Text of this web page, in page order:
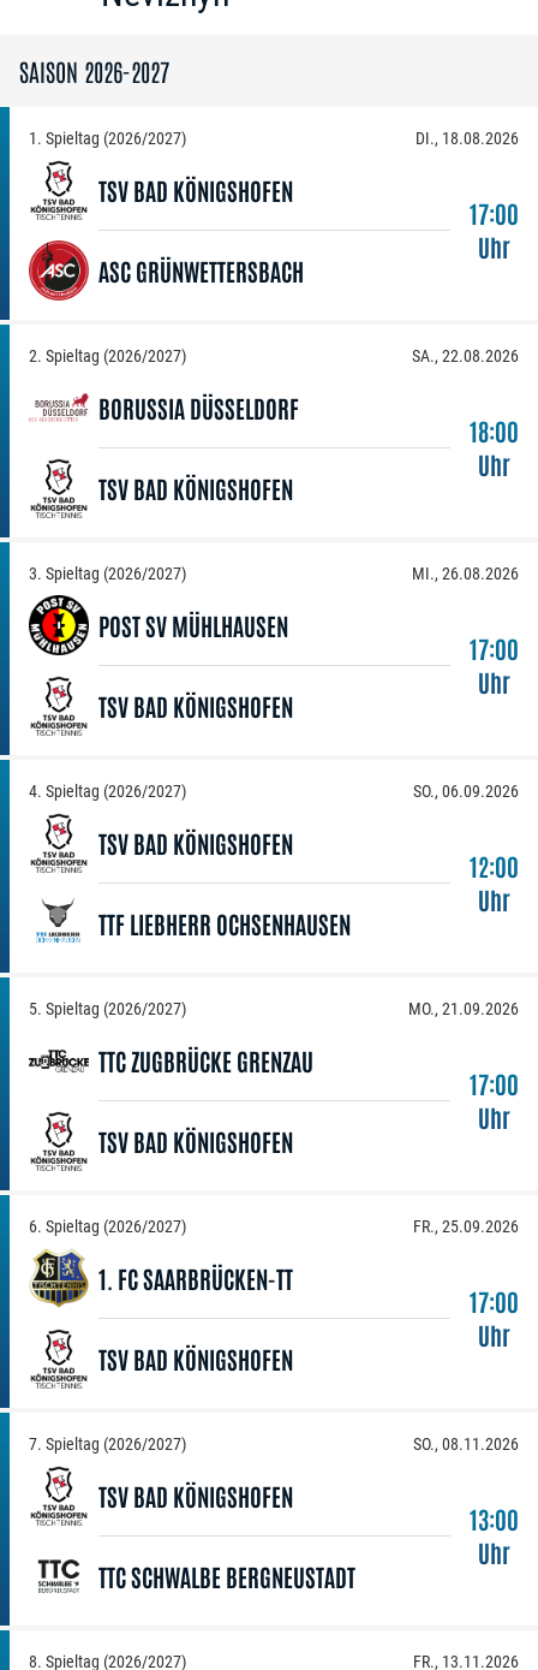
SAISON 2026-2027
1. Spieltag (2026/2027) DI., 18.08.2026
TSV BAD KÖNIGSHOFEN
ASC GRÜNWETTERSBACH
17:00
Uhr
2. Spieltag (2026/2027) SA., 22.08.2026
BORUSSIA DÜSSELDORF
TSV BAD KÖNIGSHOFEN
18:00
Uhr
3. Spieltag (2026/2027) MI., 26.08.2026
POST SV MÜHLHAUSEN
TSV BAD KÖNIGSHOFEN
17:00
Uhr
4. Spieltag (2026/2027) SO., 06.09.2026
TSV BAD KÖNIGSHOFEN
TTF LIEBHERR OCHSENHAUSEN
12:00
Uhr
5. Spieltag (2026/2027) MO., 21.09.2026
TTC ZUGBRÜCKE GRENZAU
TSV BAD KÖNIGSHOFEN
17:00
Uhr
6. Spieltag (2026/2027) FR., 25.09.2026
1. FC SAARBRÜCKEN-TT
TSV BAD KÖNIGSHOFEN
17:00
Uhr
7. Spieltag (2026/2027) SO., 08.11.2026
TSV BAD KÖNIGSHOFEN
TTC SCHWALBE BERGNEUSTADT
13:00
Uhr
8. Spieltag (2026/2027) FR., 13.11.2026